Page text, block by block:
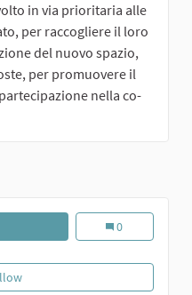
in via prioritaria alle
per raccogliere il loro
del nuovo spazio,
per promuovere il
nella co-
Feste a tema.
0
Feste a tema.